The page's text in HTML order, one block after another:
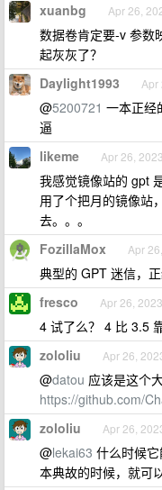
xuanbg Apr 26,
数据卷肯定要-v 参数
起灰灰了？
Daylight1993 Apr
@5200721 一本正经
逼
likeme Apr 26, 2023
我感觉镜像站的 gpt
用了个把月的镜像站
去。。。
FozillaMox Apr
典型的 GPT 迷信，
fresco Apr 26,
4 试了么？ 4 比 3.5
zololiu Apr 26,
@datou 应该是这个
https://github.com/
zololiu Apr 26,
@lekai63 什么时候
本典故的时候，就可